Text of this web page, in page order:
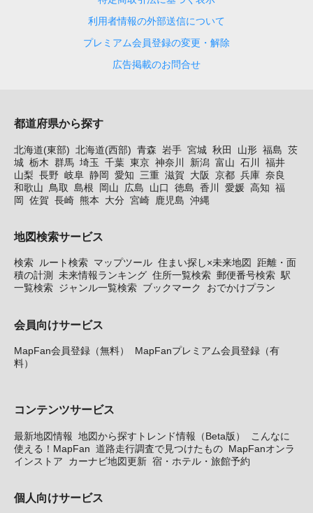
利用者情報の外部送信について
プレミアム会員登録の変更・解除
広告掲載のお問合せ
都道府県から探す
北海道(東部) 北海道(西部) 青森 岩手 宮城 秋田 山形 福島 茨
城 栃木 群馬 埼玉 千葉 東京 神奈川 新潟 富山 石川
福井
山梨 長野 岐阜 静岡 愛知 三重 滋賀 大阪 京都 兵庫 奈良
和歌山
鳥取 島根 岡山 広島 山口 徳島 香川 愛媛 高知 福
岡 佐賀 長崎 熊本 大分 宮崎 鹿児島 沖縄
地図検索サービス
検索 ルート検索 マップツール 住まい探し×未来地図
距離・面
積の計測
未来情報ランキング 住所一覧検索 郵便番号検索 駅
一覧検索 ジャンル一覧検索 ブックマーク おでかけプラン
会員向けサービス
MapFan会員登録（無料）
MapFanプレミアム会員登録（有
料）
コンテンツサービス
最新地図情報 地図から探すトレンド情報（Beta版）
こんなに
使える！MapFan 道路走行調査で見つけたもの MapFanオンラ
インストア
カーナビ地図更新 宿・ホテル・旅館予約
個人向けサービス